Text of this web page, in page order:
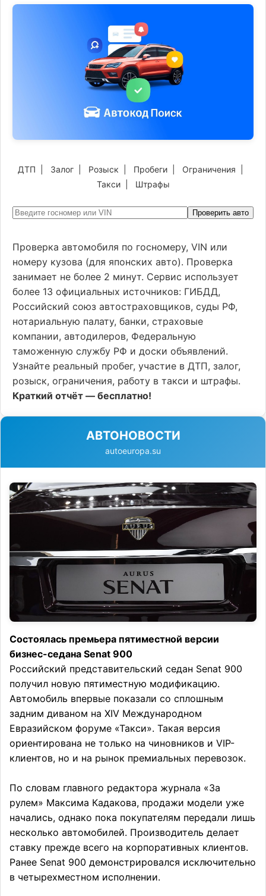
ДТП Залог Розыск Пробеги Ограничения
Такси| Штрафы
Проверить авто
Проверка автомобиля по госномеру, VIN или
номеру кузова (для японских авто). Проверка
занимает не более 2 минут. Сервис использует
более 13 официальных источников: ГИБДД,
Российский союз автостраховщиков, суды РФ,
нотариальную палату, банки, страховые
компании, автодилеров, Федеральную
таможенную службу РФ и доски объявлений.
Узнайте реальный пробег, участие в ДТП, залог,
розыск, ограничения, работу в такси и штрафы.
Краткий отчёт — бесплатно!
АВТОНОВОСТИ
autoeuropa.su
Состоялась премьера пятиместной версии
бизнес-седана Senat 900
Российский представительский седан Senat 900
получил новую пятиместную модификацию.
Автомобиль впервые показали со сплошным
задним диваном на XIV Международном
Евразийском форуме «Такси». Такая версия
ориентирована не только на чиновников и VIP-
клиентов, но и на рынок премиальных перевозок.
По словам главного редактора журнала «За
рулем» Максима Кадакова, продажи модели уже
начались, однако пока покупателям передали лишь
несколько автомобилей. Производитель делает
ставку прежде всего на корпоративных клиентов.
Ранее Senat 900 демонстрировался исключительно
в четырехместном исполнении.